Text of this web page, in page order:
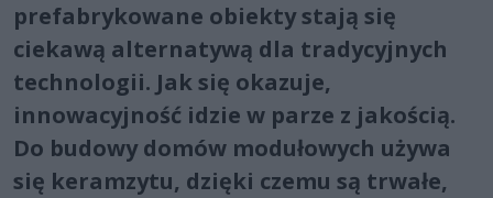
prefabrykowane obiekty stają się
ciekawą alternatywą dla tradycyjnych
technologii. Jak się okazuje,
innowacyjność idzie w parze z jakością.
Do budowy domów modułowych używa
się keramzytu, dzięki czemu są trwałe,